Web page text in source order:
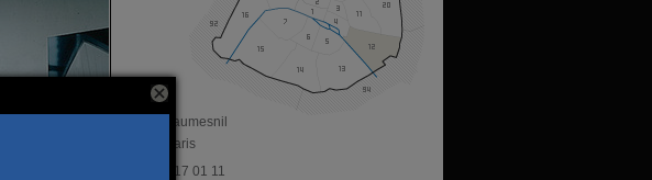
69, av Daumesnil
75012 Paris
T. 01 53 17 01 11